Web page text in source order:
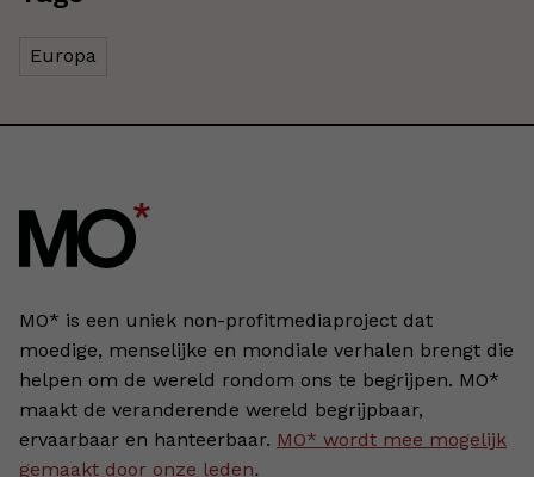
Europa
MO* is een uniek non-profitmediaproject dat
moedige, menselijke en mondiale verhalen brengt die
helpen om de wereld rondom ons te begrijpen. MO*
maakt de veranderende wereld begrijpbaar,
ervaarbaar en hanteerbaar. MO* wordt mee mogelijk
gemaakt door onze leden.